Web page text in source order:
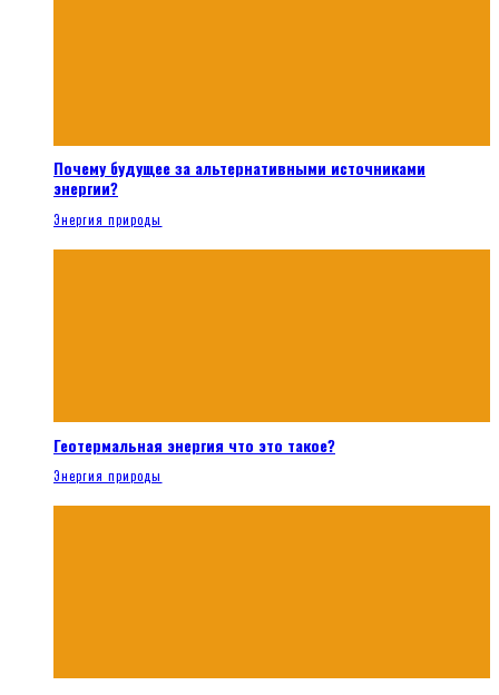
Почему будущее за альтернативными источниками
энергии?
Энергия природы
Геотермальная энергия что это такое?
Энергия природы